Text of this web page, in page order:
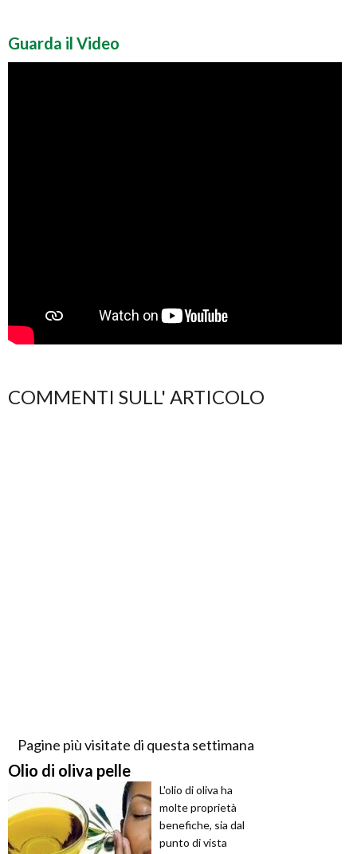
Guarda il Video
COMMENTI SULL' ARTICOLO
Pagine più visitate di questa settimana
Olio di oliva pelle
L'olio di oliva ha
molte proprietà
benefiche, sia dal
punto di vista